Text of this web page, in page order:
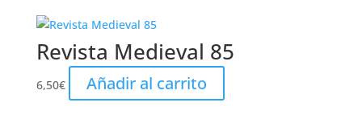
Revista Medieval 85
6,50€ Añadir al carrito